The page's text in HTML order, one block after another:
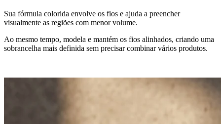
Sua fórmula colorida envolve os fios e ajuda a preencher
visualmente as regiões com menor volume.
Ao mesmo tempo, modela e mantém os fios alinhados, criando uma
sobrancelha mais definida sem precisar combinar vários produtos.